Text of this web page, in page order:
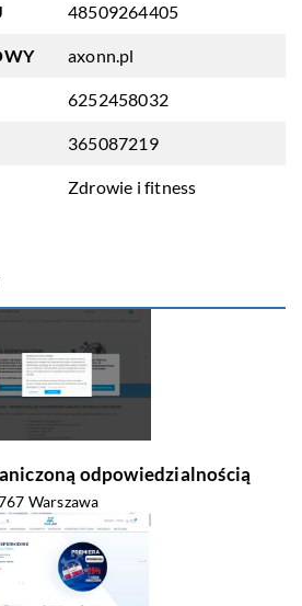
48509264405
axonn.pl
6252458032
365087219
Zdrowie i fitness
odpowiedzialnością
Warszawa